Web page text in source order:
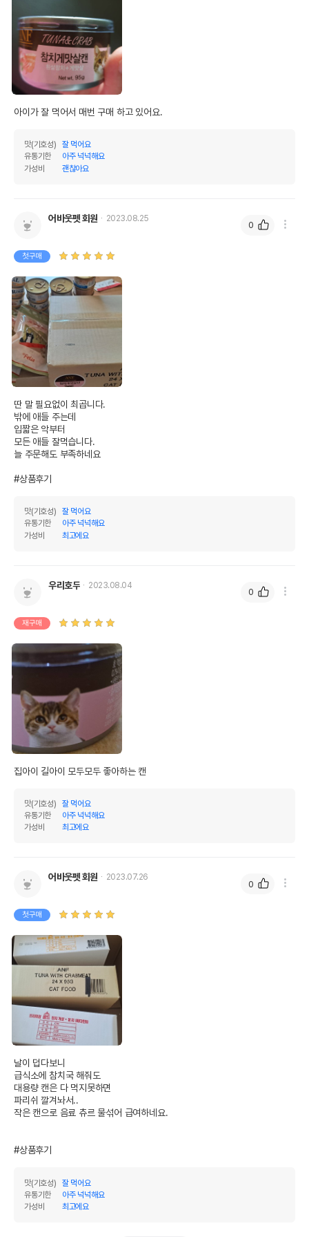
조단백질
조섬유질 18.46%
조회분
인
오메가3
오메가6
수분
탄수화물
상세 정보
제품 타입
권장 연령 생후 3개월 이상
상품 필수 정보
품명 및 모델명
법에 의한 인증,허가 등을
받았음을 확인할수 있는
경우 그에 대한 사항
제조국 또는 원산지
제조자,수입품의 경우
AS책임자와 전화번호
전화번호
아이가 잘 먹어서 매번 구매 하고 있어요.
맛(기호성)
잘 먹어요
유통기한
아주 넉넉해요
가성비
괜찮아요
어바웃펫 회원 2023.08.25
첫구매
딴 말 필요없이 최곱니다.
밖에 애들 주는데
입짧은 악부터
모든 애들 잘먹습니다.
늘 주문해도 부족하네요
#상품후기
맛(기호성)
잘 먹어요
유통기한
아주 넉넉해요
가성비
최고에요
0
우리호두 2023.08.04
재구매
집아이 길아이 모두모두 좋아하는 캔
맛(기호성)
잘 먹어요
유통기한
아주 넉넉해요
가성비
최고에요
0
어바웃펫 회원 2023.07.26
첫구매
날이 덥다보니
급식소에 참치국 해줘도
대용량 캔은 다 먹지못하면
파리쉬 깔겨놔서..
작은 캔으로 음료 츄르 물섞어 급여하네요.
#상품후기
맛(기호성)
잘 먹어요
유통기한
아주 넉넉해요
가성비
최고에요
0